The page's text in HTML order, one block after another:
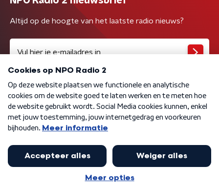
Altijd op de hoogte van het laatste radio nieuws?
Algemene voorwaarden